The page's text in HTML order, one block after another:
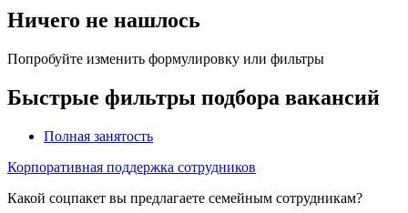
Ничего не нашлось
Попробуйте изменить формулировку или фильтры
Быстрые фильтры подбора вакансий
Полная занятость
Корпоративная поддержка сотрудников
Какой соцпакет вы предлагаете семейным сотрудникам?